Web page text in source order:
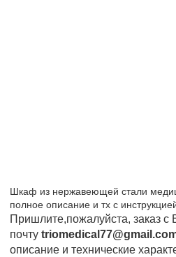
Шкаф из нержавеющей стали
полное описание и тх с
Пришлите,пожалуйста, заказ
почту
описание и технические